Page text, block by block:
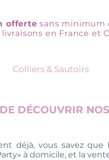
offerte sans minimum
livraisons en France et
Colliers & Sautoirs
DÉCOUVRIR
déjà, vous savez que
à domicile, et la